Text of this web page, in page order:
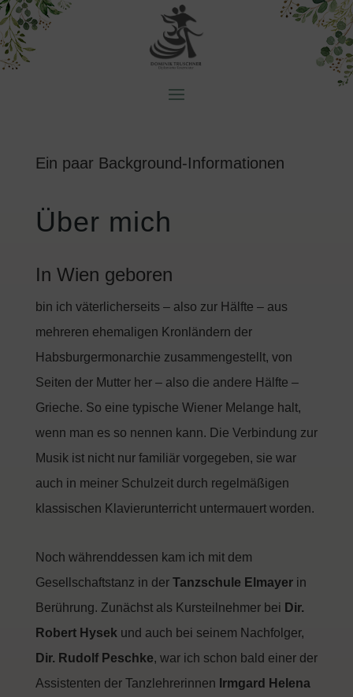
Ein paar Background-Informationen
Über mich
In Wien geboren
bin ich väterlicherseits – also zur Hälfte – aus
mehreren ehemaligen Kronländern der
Habsburgermonarchie zusammengestellt, von
Seiten der Mutter her – also die andere Hälfte –
Grieche. So eine typische Wiener Melange halt,
wenn man es so nennen kann. Die Verbindung zur
Musik ist nicht nur familiär vorgegeben, sie war
auch in meiner Schulzeit durch regelmäßigen
klassischen Klavierunterricht untermauert worden.
Noch währenddessen kam ich mit dem
Gesellschaftstanz in der Tanzschule Elmayerin
Berührung. Zunächst als Kursteilnehmer bei Dir.
Robert Hysek und auch bei seinem Nachfolger,
Dir. Rudolf Peschke, war ich schon bald einer der
Assistenten der Tanzlehrerinnen Irmgard Helena